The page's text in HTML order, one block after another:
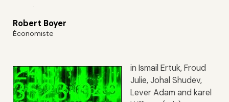
Robert Boyer
Économiste
in Ismail Ertuk, Froud
Julie, Johal Shudev,
Lever Adam and karel